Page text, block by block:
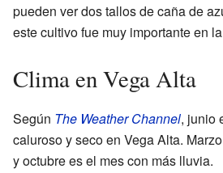
pueden ver dos tallos de caña de
este cultivo fue muy importante en
Clima en Vega Alta
Según The Weather Channel, junio
caluroso y seco en Vega Alta.
y octubre es el mes con más lluvia.